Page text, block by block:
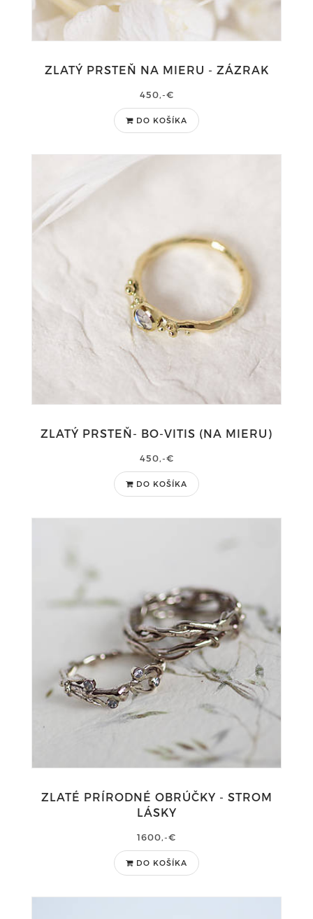
ZLATÝ PRSTEŇ NA MIERU - ZÁZRAK
450,-€
DO KOŠÍKA
ZLATÝ PRSTEŇ- BO-VITIS (NA MIERU)
450,-€
DO KOŠÍKA
ZLATÉ PRÍRODNÉ OBRÚČKY - STROM
LÁSKY
1600,-€
DO KOŠÍKA